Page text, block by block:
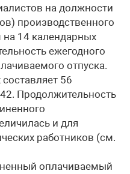
на должности
производственного
на 14 календарных
ежегодного
отпуска.
56
Продолжительность
и для
работников (см.
оплачиваемый